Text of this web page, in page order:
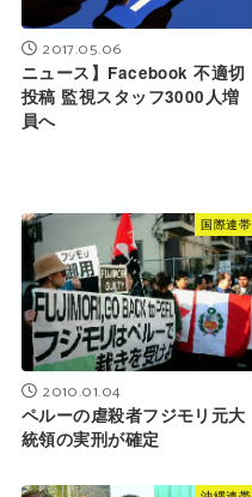
2017.05.06
ニュース】Facebook 不適切
投稿 監視スタッフ3000人増
員へ
国際連帯
2010.01.04
ペルーの虐殺者フジモリ元大
統領の実刑が確定